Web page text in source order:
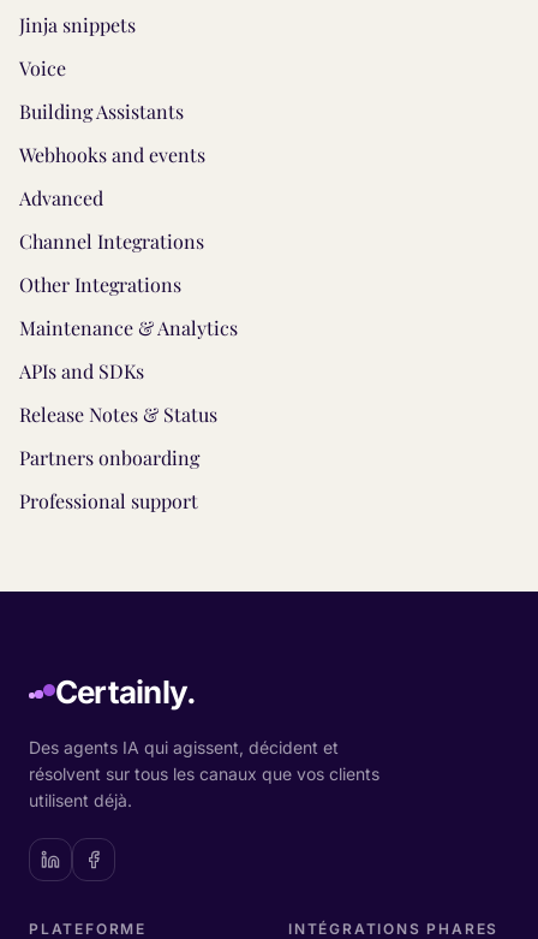
Jinja snippets
Voice
Building Assistants
Webhooks and events
Advanced
Channel Integrations
Other Integrations
Maintenance & Analytics
APIs and SDKs
Release Notes & Status
Partners onboarding
Professional support
Certainly.
Des agents IA qui agissent, décident et
résolvent sur tous les canaux que vos clients
utilisent déjà.
PLATEFORME INTÉGRATIONS PHARES